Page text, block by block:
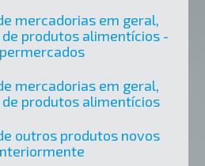
mercadorias em geral,
produtos alimentícios -
mercadorias em geral,
produtos alimentícios
outros produtos novos